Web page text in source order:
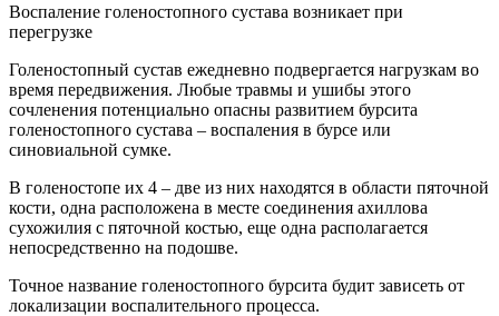
Воспаление голеностопного сустава возникает при
перегрузке
Голеностопный сустав ежедневно подвергается нагрузкам во
время передвижения. Любые травмы и ушибы этого
сочленения потенциально опасны развитием бурсита
голеностопного сустава – воспаления в бурсе или
синовиальной сумке.
В голеностопе их 4 – две из них находятся в области пяточной
кости, одна расположена в месте соединения ахиллова
сухожилия с пяточной костью, еще одна располагается
непосредственно на подошве.
Точное название голеностопного бурсита будит зависеть от
локализации воспалительного процесса.